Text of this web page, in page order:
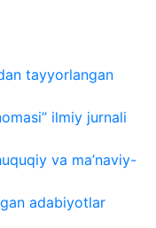
tayyorlangan
ilmiy jurnali
va ma’naviy-
adabiyotlar